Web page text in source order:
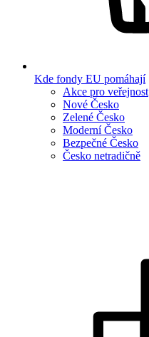
Kde fondy EU pomáhají
Akce pro veřejnost
Nové Česko
Zelené Česko
Moderní Česko
Bezpečné Česko
Česko netradičně